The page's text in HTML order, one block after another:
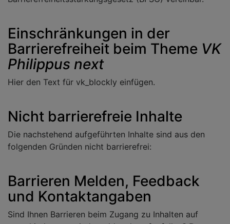
Einschränkungen in der
Barrierefreiheit beim Theme VK
Philippus next
Hier den Text für vk_blockly einfügen.
Nicht barrierefreie Inhalte
Die nachstehend aufgeführten Inhalte sind aus den
folgenden Gründen nicht barrierefrei:
Barrieren Melden, Feedback
und Kontaktangaben
Sind Ihnen Barrieren beim Zugang zu Inhalten auf